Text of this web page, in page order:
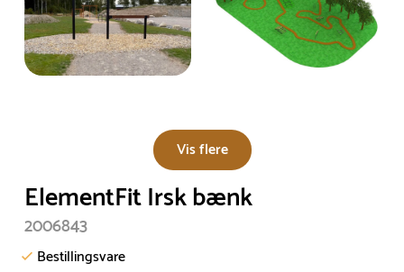
Vis flere
ElementFit Irsk bænk
2006843
Bestillingsvare